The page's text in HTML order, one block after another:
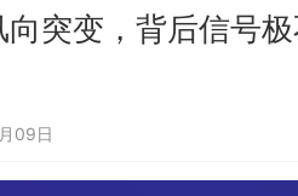
突变，背后信号
09日